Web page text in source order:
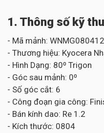
1. Thông số kỹ
- Mã mảnh:
- Thương hiệu: Kyocera
- Hình Dạng: 80⁰ Trigon
- Góc sau mảnh: 0⁰
- Số góc cắt: 6
- Công đoạn gia công:
- Bán kính dao: Re 1.2
- Kích thước: 0804